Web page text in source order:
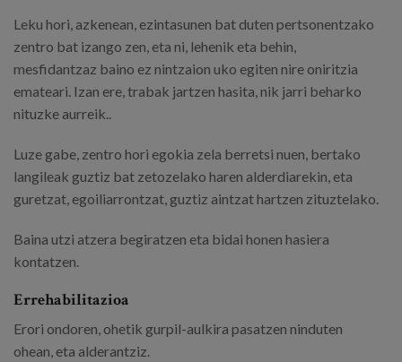
Leku hori, azkenean, ezintasunen bat duten pertsonentzako
zentro bat izango zen, eta ni, lehenik eta behin,
mesfidantzaz baino ez nintzaion uko egiten nire oniritzia
emateari. Izan ere, trabak jartzen hasita, nik jarri beharko
nituzke aurreik..
Luze gabe, zentro hori egokia zela berretsi nuen, bertako
langileak guztiz bat zetozelako haren alderdiarekin, eta
guretzat, egoiliarrontzat, guztiz aintzat hartzen zituztelako.
Baina utzi atzera begiratzen eta bidai honen hasiera
kontatzen.
Errehabilitazioa
Erori ondoren, ohetik gurpil-aulkira pasatzen ninduten
ohean, eta alderantziz.